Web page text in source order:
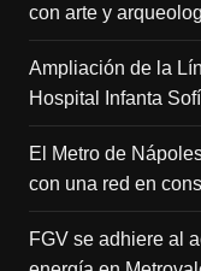
con arte y
Ampliación de la
Hospital Infanta
El Metro de
con una red en
FGV se adhiere al